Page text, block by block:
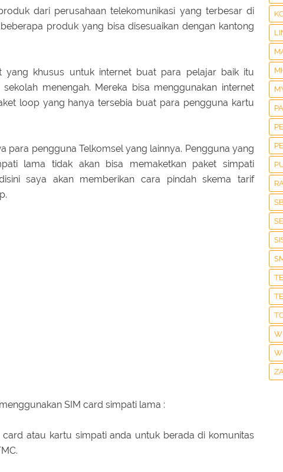
dari perusahaan telekomunikasi yang terbesar di
produk yang bisa disesuaikan dengan kantong
yang khusus untuk internet buat para pelajar baik itu
menengah. Mereka bisa menggunakan internet
loop yang hanya tersebia buat para pengguna kartu
para pengguna Telkomsel yang lainnya. Pengguna yang
lama tidak akan bisa memaketkan paket simpati
saya akan memberikan cara pindah skema tarif
SIM card simpati lama :
atau kartu simpati anda untuk berada di komunitas